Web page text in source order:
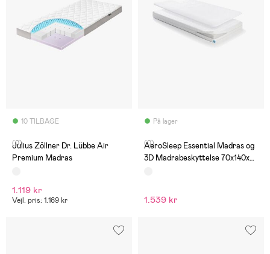
10 TILBAGE
(0)
Julius Zöllner Dr. Lübbe Air
Premium Madras
1.119 kr
Vejl. pris: 1.169 kr
På lager
(0)
AeroSleep Essential Madras og
3D Madrabeskyttelse 70x140x9
1.539 kr